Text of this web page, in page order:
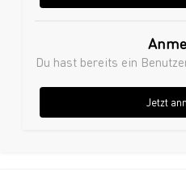
Du hast bereits ein
Jetzt